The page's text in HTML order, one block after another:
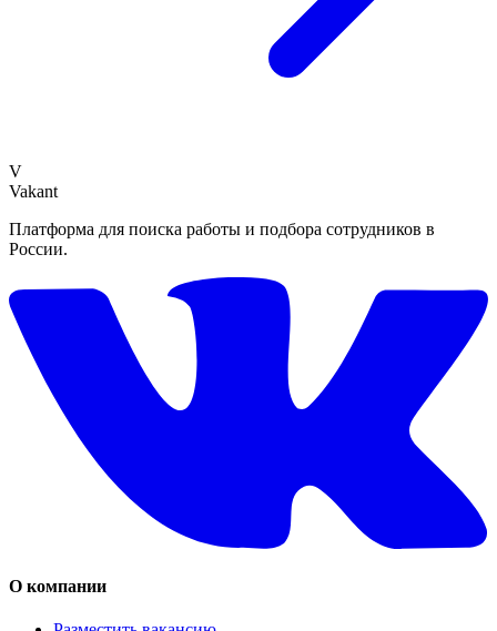
V
Vakant
Платформа для поиска работы и подбора сотрудников в
России.
О компании